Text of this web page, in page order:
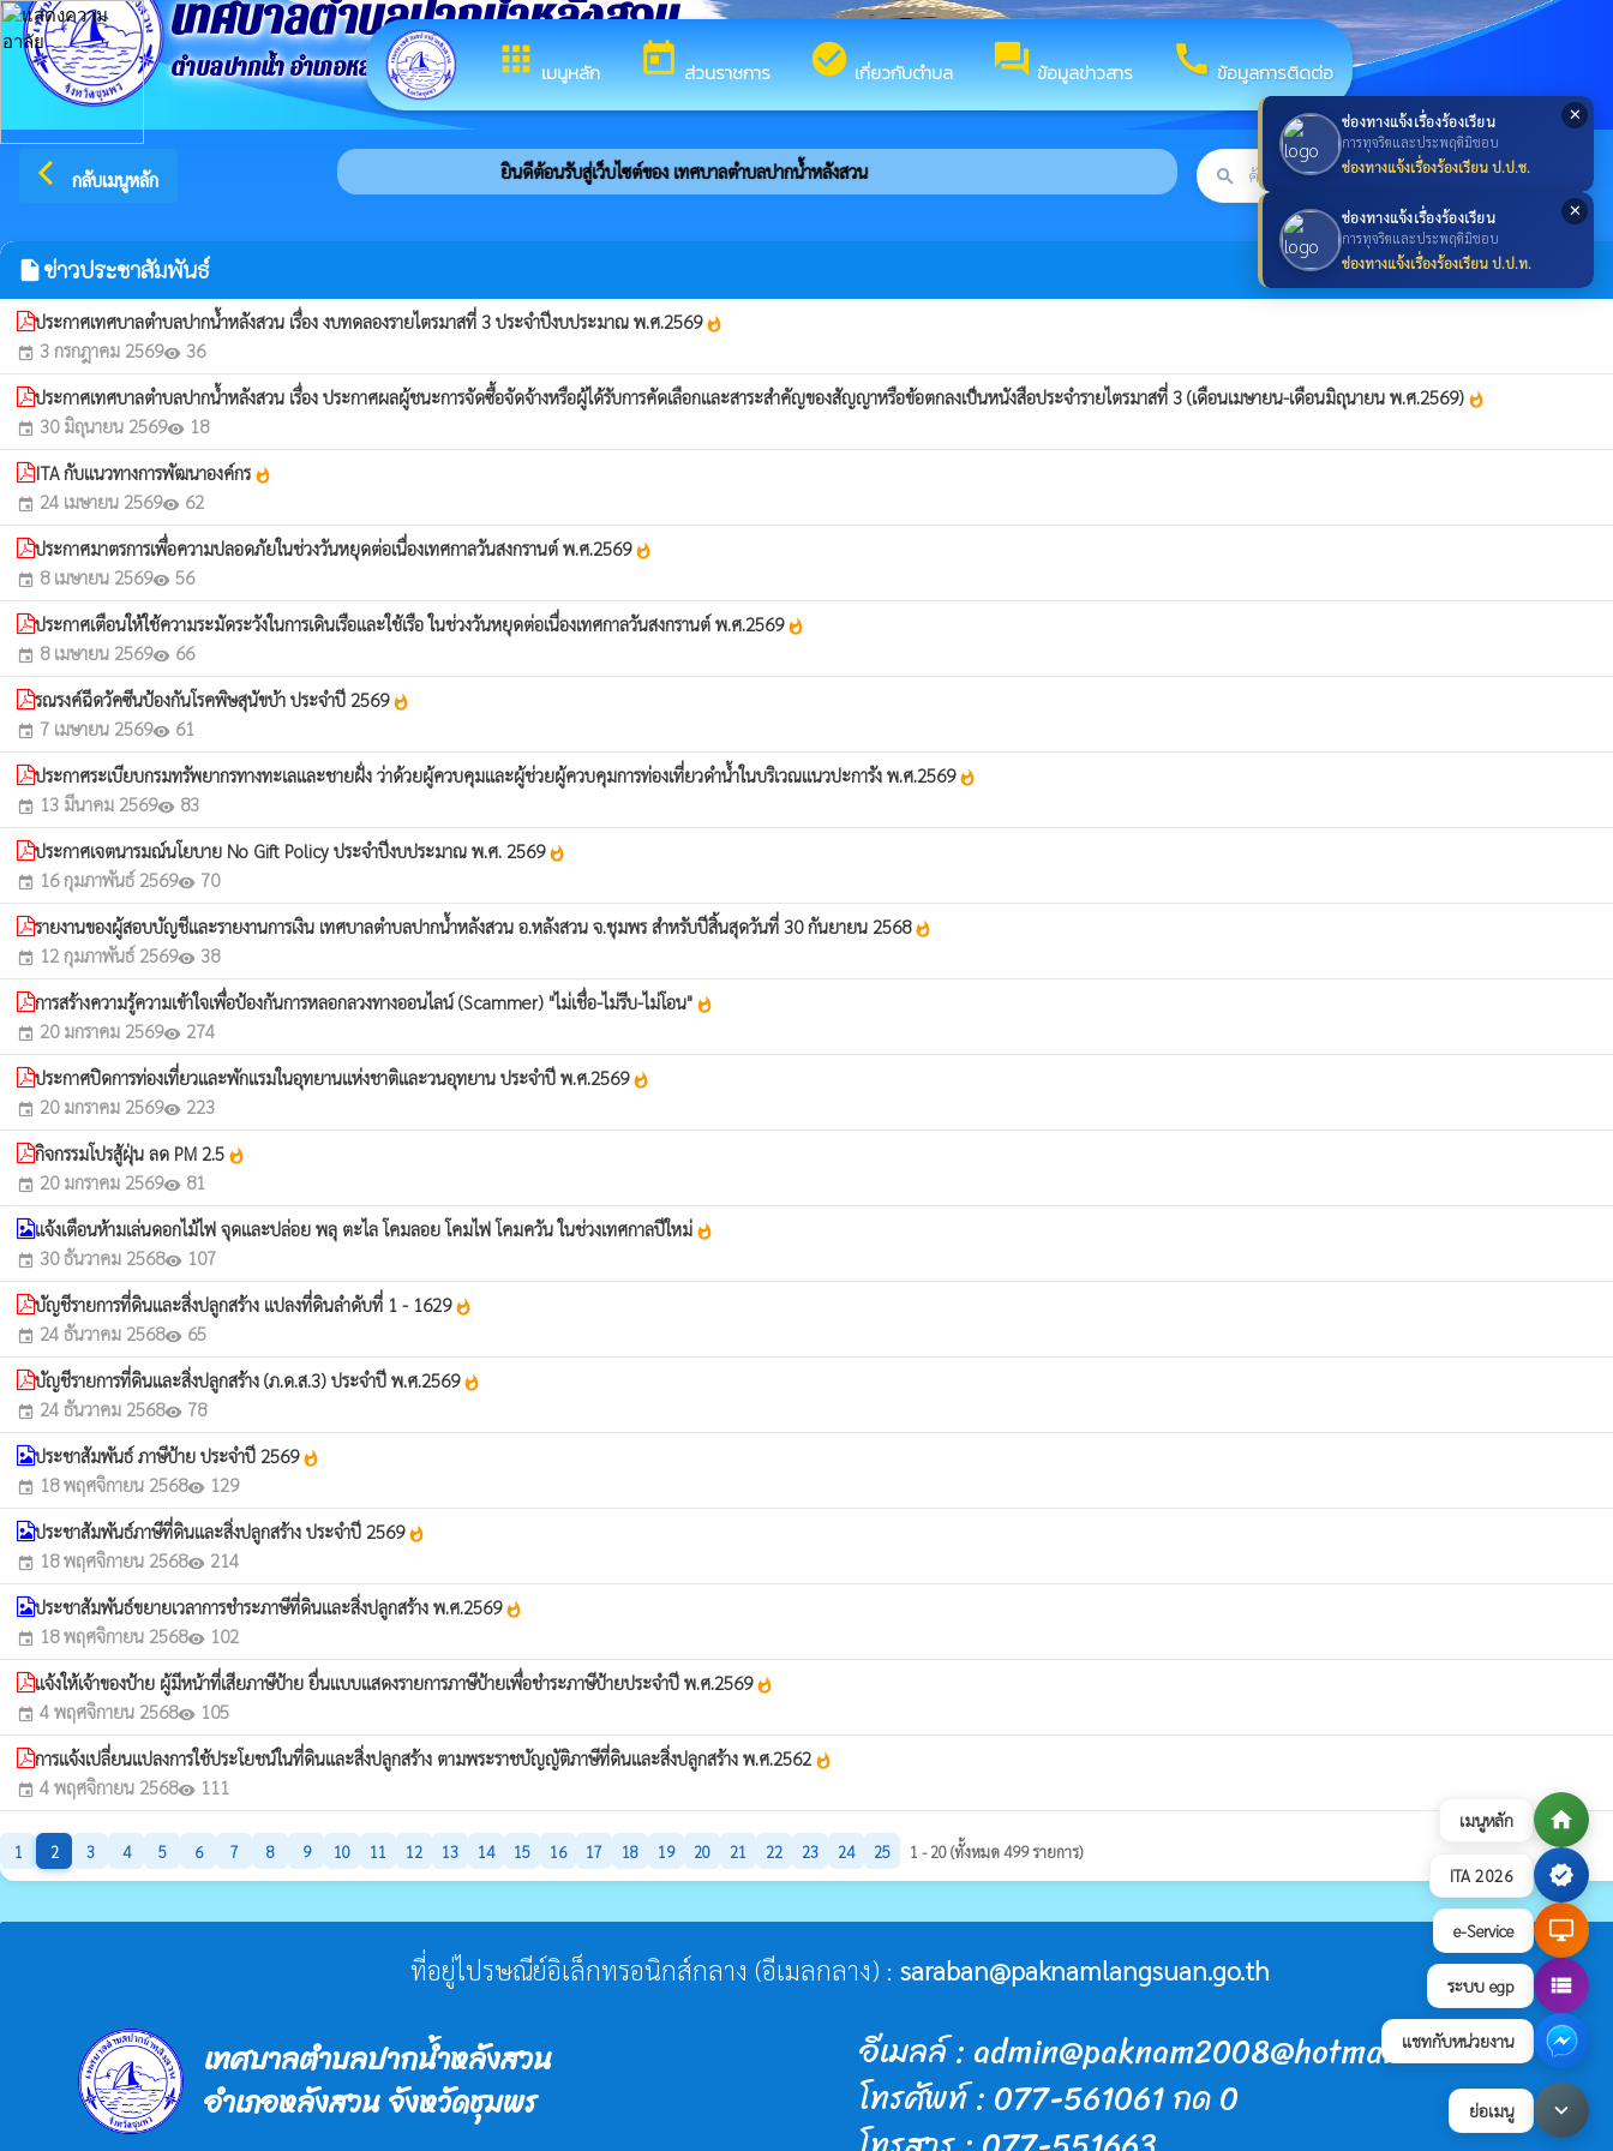
เมนูหลัก home
ITA 2026 verified
e-Service desktop_windows
ระบบ egp view_list
แชทกับหน่วยงาน
ย่อเมนู keyboard_arrow_down
✕
ช่องทางแจ้งเรื่องร้องเรียน
การทุจริตและประพฤติมิชอบ
ช่องทางแจ้งเรื่องร้องเรียน ป.ป.ช.
✕
ช่องทางแจ้งเรื่องร้องเรียน
การทุจริตและประพฤติมิชอบ
ช่องทางแจ้งเรื่องร้องเรียน ป.ป.ท.
appsเมนูหลัก todayส่วนราชการ check_circleเกี่ยวกับตำบล forumข้อมูลข่าวสาร callข้อมูลการติดต่อ
เทศบาลตำบลปากน้ำหลังสวน
ตำบลปากน้ำ อำเภอหลังสวน จังหวัดชุมพร
arrow_back_ios กลับเมนูหลัก ยินดีต้อนรับสู่เว็บไซต์ของ เทศบาลตำบลปากน้ำหลังสวน search searchค้นหา
insert_drive_fileข่าวประชาสัมพันธ์
ประกาศเทศบาลตำบลปากน้ำหลังสวน เรื่อง งบทดลองรายไตรมาสที่ 3 ประจำปีงบประมาณ พ.ศ.2569whatshot
event 3 กรกฎาคม 2569visibility 36
ประกาศเทศบาลตำบลปากน้ำหลังสวน เรื่อง ประกาศผลผู้ชนะการจัดซื้อจัดจ้างหรือผู้ได้รับการคัดเลือกและสาระสำคัญของสัญญาหรือข้อตกลงเป็นหนังสือประจำรายไตรมาสที่ 3 (เดือนเมษายน-เดือนมิถุนายน พ.ศ.2569) whatshot
event 30 มิถุนายน 2569visibility 18
ITA กับแนวทางการพัฒนาองค์กรwhatshot
event 24 เมษายน 2569visibility 62
ประกาศมาตรการเพื่อความปลอดภัยในช่วงวันหยุดต่อเนื่องเทศกาลวันสงกรานต์ พ.ศ.2569whatshot
event 8 เมษายน 2569visibility 56
ประกาศเตือนให้ใช้ความระมัดระวังในการเดินเรือและใช้เรือ ในช่วงวันหยุดต่อเนื่องเทศกาลวันสงกรานต์ พ.ศ.2569whatshot
event 8 เมษายน 2569visibility 66
รณรงค์ฉีดวัคซีนป้องกันโรคพิษสุนัขบ้า ประจำปี 2569whatshot
event 7 เมษายน 2569visibility 61
ประกาศระเบียบกรมทรัพยากรทางทะเลและชายฝั่ง ว่าด้วยผู้ควบคุมและผู้ช่วยผู้ควบคุมการท่องเที่ยวดำน้ำในบริเวณแนวปะการัง พ.ศ.2569whatshot
event 13 มีนาคม 2569visibility 83
ประกาศเจตนารมณ์นโยบาย No Gift Policy ประจำปีงบประมาณ พ.ศ. 2569whatshot
event 16 กุมภาพันธ์ 2569visibility 70
รายงานของผู้สอบบัญชีและรายงานการเงิน เทศบาลตำบลปากน้ำหลังสวน อ.หลังสวน จ.ชุมพร สำหรับปีสิ้นสุดวันที่ 30 กันยายน 2568whatshot
event 12 กุมภาพันธ์ 2569visibility 38
การสร้างความรู้ความเข้าใจเพื่อป้องกันการหลอกลวงทางออนไลน์ (Scammer) "ไม่เชื่อ-ไม่รีบ-ไม่โอน" whatshot
event 20 มกราคม 2569visibility 274
ประกาศปิดการท่องเที่ยวและพักแรมในอุทยานแห่งชาติและวนอุทยาน ประจำปี พ.ศ.2569whatshot
event 20 มกราคม 2569visibility 223
กิจกรรมโปรสู้ฝุ่น ลด PM 2.5 whatshot
event 20 มกราคม 2569visibility 81
แจ้งเตือนห้ามเล่นดอกไม้ไฟ จุดและปล่อย พลุ ตะไล โคมลอย โคมไฟ โคมควัน ในช่วงเทศกาลปีใหม่ whatshot
event 30 ธันวาคม 2568visibility 107
บัญชีรายการที่ดินและสิ่งปลูกสร้าง แปลงที่ดินลำดับที่ 1 - 1629whatshot
event 24 ธันวาคม 2568visibility 65
บัญชีรายการที่ดินและสิ่งปลูกสร้าง (ภ.ด.ส.3) ประจำปี พ.ศ.2569whatshot
event 24 ธันวาคม 2568visibility 78
ประชาสัมพันธ์ ภาษีป้าย ประจำปี 2569whatshot
event 18 พฤศจิกายน 2568visibility 129
ประชาสัมพันธ์ภาษีที่ดินและสิ่งปลูกสร้าง ประจำปี 2569whatshot
event 18 พฤศจิกายน 2568visibility 214
ประชาสัมพันธ์ขยายเวลาการชำระภาษีที่ดินและสิ่งปลูกสร้าง พ.ศ.2569whatshot
event 18 พฤศจิกายน 2568visibility 102
แจ้งให้เจ้าของป้าย ผู้มีหน้าที่เสียภาษีป้าย ยื่นแบบแสดงรายการภาษีป้ายเพื่อชำระภาษีป้ายประจำปี พ.ศ.2569whatshot
event 4 พฤศจิกายน 2568visibility 105
การแจ้งเปลี่ยนแปลงการใช้ประโยชน์ในที่ดินและสิ่งปลูกสร้าง ตามพระราชบัญญัติภาษีที่ดินและสิ่งปลูกสร้าง พ.ศ.2562 whatshot
event 4 พฤศจิกายน 2568visibility 111
1 2 3 4 5 6 7 8 9 10 11 12 13 14 15 16 17 18 19 20 21 22 23 24 25 1 - 20 (ทั้งหมด 499 รายการ)
ที่อยู่ไปรษณีย์อิเล็กทรอนิกส์กลาง (อีเมลกลาง) : saraban@paknamlangsuan.go.th
เทศบาลตำบลปากน้ำหลังสวน
อำเภอหลังสวน จังหวัดชุมพร
อีเมลล์ : admin@paknam2008@hotmail.com
โทรศัพท์ : 077-561061 กด 0